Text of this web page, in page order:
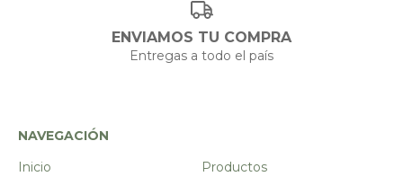
ENVIAMOS TU COMPRA
Entregas a todo el país
NAVEGACIÓN
Inicio
Productos